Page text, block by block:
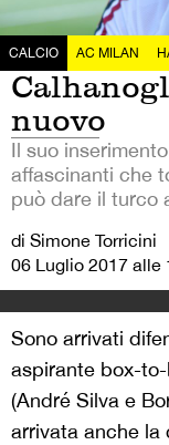
CALCIO AC MILAN
nuovo
Il suo
affascinanti che
può dare il turco
di Simone Torricini
06 Luglio 2017 alle
Sono arrivati
aspirante box-
(André Silva e
arrivata anche la